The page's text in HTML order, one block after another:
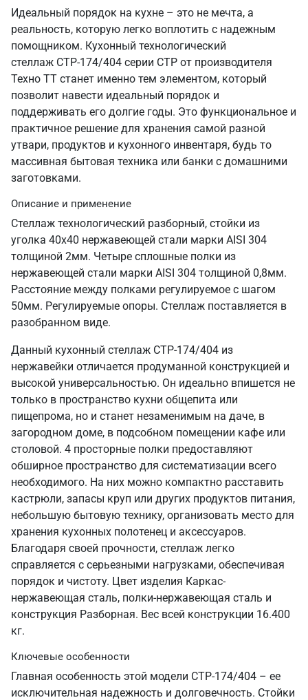
Идеальный порядок на кухне – это не мечта, а
реальность, которую легко воплотить с надежным
помощником. Кухонный технологический
стеллаж СТР-174/404 серии СТР от производителя
Техно ТТ станет именно тем элементом, который
позволит навести идеальный порядок и
поддерживать его долгие годы. Это функциональное и
практичное решение для хранения самой разной
утвари, продуктов и кухонного инвентаря, будь то
массивная бытовая техника или банки с домашними
заготовками.
Описание и применение
Стеллаж технологический разборный, стойки из
уголка 40х40 нержавеющей стали марки AISI 304
толщиной 2мм. Четыре сплошные полки из
нержавеющей стали марки AISI 304 толщиной 0,8мм.
Расстояние между полками регулируемое с шагом
50мм. Регулируемые опоры. Стеллаж поставляется в
разобранном виде.
Данный кухонный стеллаж СТР-174/404 из
нержавейки отличается продуманной конструкцией и
высокой универсальностью. Он идеально впишется не
только в пространство кухни общепита или
пищепрома, но и станет незаменимым на даче, в
загородном доме, в подсобном помещении кафе или
столовой. 4 просторные полки предоставляют
обширное пространство для систематизации всего
необходимого. На них можно компактно расставить
кастрюли, запасы круп или других продуктов питания,
небольшую бытовую технику, организовать место для
хранения кухонных полотенец и аксессуаров.
Благодаря своей прочности, стеллаж легко
справляется с серьезными нагрузками, обеспечивая
порядок и чистоту. Цвет изделия Каркас-
нержавеющая сталь, полки-нержавеющая сталь и
конструкция Разборная. Вес всей конструкции 16.400
кг.
Ключевые особенности
Главная особенность этой модели СТР-174/404 – ее
исключительная надежность и долговечность. Стойки